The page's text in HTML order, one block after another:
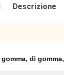
Descrizione
, di gomma,